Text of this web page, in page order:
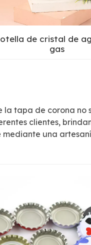
de cristal de
gas
la tapa de corona no
clientes,
una